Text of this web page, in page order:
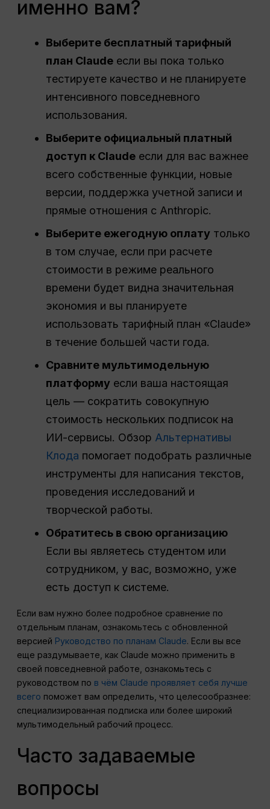
именно вам?
Выберите бесплатный тарифный
план Claude если вы пока только
тестируете качество и не планируете
интенсивного повседневного
использования.
Выберите официальный платный
доступ к Claude если для вас важнее
всего собственные функции, новые
версии, поддержка учетной записи и
прямые отношения с Anthropic.
Выберите ежегодную оплату только
в том случае, если при расчете
стоимости в режиме реального
времени будет видна значительная
экономия и вы планируете
использовать тарифный план «Claude»
в течение большей части года.
Сравните мультимодельную
платформу если ваша настоящая
цель — сократить совокупную
стоимость нескольких подписок на
ИИ-сервисы. Обзор Альтернативы
Клода помогает подобрать различные
инструменты для написания текстов,
проведения исследований и
творческой работы.
Обратитесь в свою организацию
Если вы являетесь студентом или
сотрудником, у вас, возможно, уже
есть доступ к системе.
Если вам нужно более подробное сравнение по
отдельным планам, ознакомьтесь с обновленной
версией Руководство по планам Claude. Если вы все
еще раздумываете, как Claude можно применить в
своей повседневной работе, ознакомьтесь с
руководством по в чём Claude проявляет себя лучше
всего поможет вам определить, что целесообразнее:
специализированная подписка или более широкий
мультимодельный рабочий процесс.
Часто задаваемые
вопросы